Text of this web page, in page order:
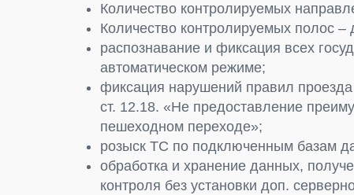
Количество контролируемых
Количество контролируемых полос –
распознавание и фиксация всех
автоматическом режиме;
фиксация нарушений правил
ст. 12.18. «Не предоставление
пешеходном переходе»;
розыск ТС по подключенным базам
обработка и хранение данных,
контроля без установки доп.